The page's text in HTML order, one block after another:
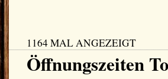
1164 MAL ANGEZEIGT
Öffnungszeiten